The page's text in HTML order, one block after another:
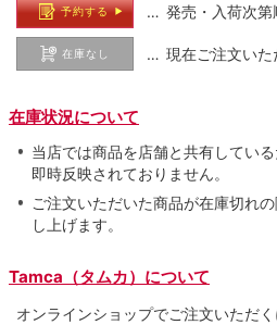
予約する … 発売・入荷次第
在庫なし … 現在ご注文いた
在庫状況について
当店では商品を店舗と共有してい
即時反映されておりません。
ご注文いただいた商品が在庫切れ
し上げます。
Tamca（タムカ）について
オンラインショップでご注⽂いただ